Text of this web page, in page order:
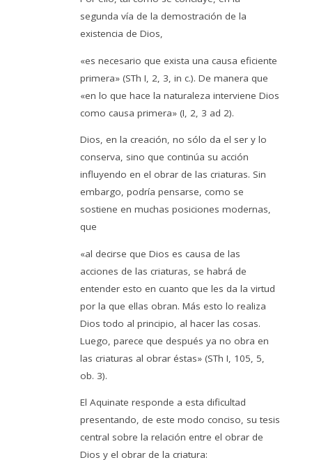
segunda vía de la demostración de la
existencia de Dios,
«es necesario que exista una causa eficiente
primera» (STh I, 2, 3, in c.). De manera que
«en lo que hace la naturaleza interviene Dios
como causa primera» (I, 2, 3 ad 2).
Dios, en la creación, no sólo da el ser y lo
conserva, sino que continúa su acción
influyendo en el obrar de las criaturas. Sin
embargo, podría pensarse, como se
sostiene en muchas posiciones modernas,
que
«al decirse que Dios es causa de las
acciones de las criaturas, se habrá de
entender esto en cuanto que les da la virtud
por la que ellas obran. Más esto lo realiza
Dios todo al principio, al hacer las cosas.
Luego, parece que después ya no obra en
las criaturas al obrar éstas» (STh I, 105, 5,
ob. 3).
El Aquinate responde a esta dificultad
presentando, de este modo conciso, su tesis
central sobre la relación entre el obrar de
Dios y el obrar de la criatura: